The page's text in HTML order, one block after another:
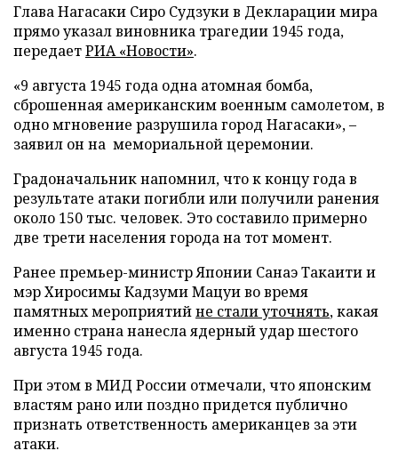
Глава Нагасаки Сиро Судзуки в Декларации мира
прямо указал виновника трагедии 1945 года,
передаетРИА «Новости».
«9 августа 1945 года одна атомная бомба,
сброшенная американским военным самолетом, в
одно мгновение разрушила город Нагасаки», –
заявил он на мемориальной церемонии.
Градоначальник напомнил, что к концу года в
результате атаки погибли или получили ранения
около 150 тыс. человек. Это составило примерно
две трети населения города на тот момент.
Ранее премьер-министр Японии Санаэ Такаити и
мэр Хиросимы Кадзуми Мацуи во время
памятных мероприятийне стали уточнять, какая
именно страна нанесла ядерный удар шестого
августа 1945 года.
При этом в МИД России отмечали, что японским
властям рано или поздно придется публично
признать ответственность американцев за эти
атаки.